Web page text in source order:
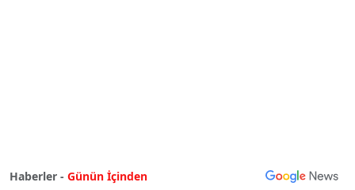
Haberler - Günün İçinden